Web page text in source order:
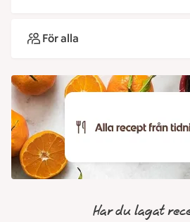
För alla
Har du lagat